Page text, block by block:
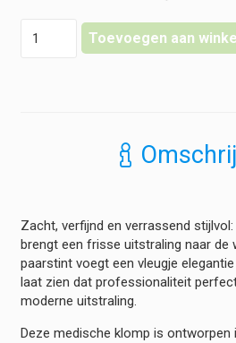
Klompen
Toevoegen aan
Zacht, verfijnd en verrassend stijlvol:
brengt een frisse uitstraling naar de
paarstint voegt een vleugje
laat zien dat professionaliteit
moderne uitstraling.
Deze medische klomp is ontworpen